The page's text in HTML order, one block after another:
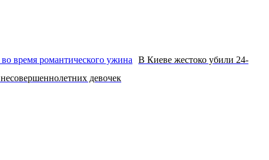
В Киеве жестоко убили 24-
девочек